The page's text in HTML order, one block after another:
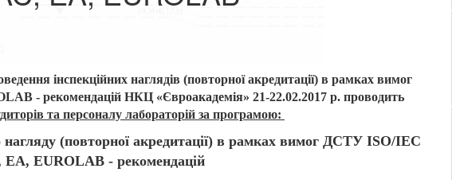
інспекційних наглядів (повторної акредитації) в рамках вимог
- рекомендацій НКЦ «Євроакадемія» 21-22.02.2017 р. проводить
та персоналу лабораторій за програмою:
нагляду (повторної акредитації) в рамках вимог ДСТУ ISO/IEC
EA, EUROLAB - рекомендацій